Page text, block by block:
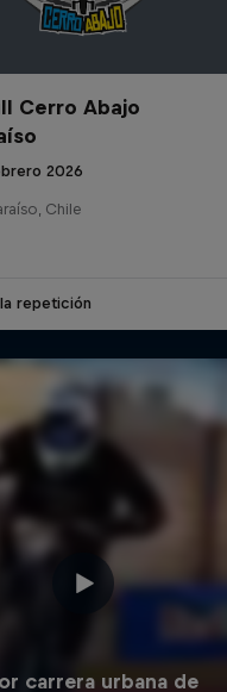
Cerro Abajo
2026
Chile
repetición